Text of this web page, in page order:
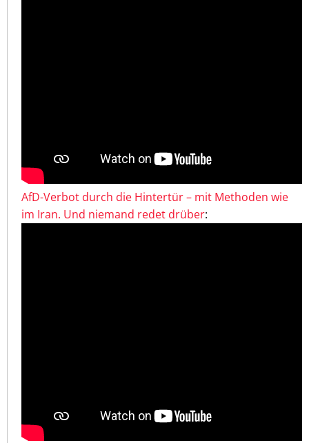
AfD-Verbot durch die Hintertür – mit Methoden wie
im Iran. Und niemand redet drüber: